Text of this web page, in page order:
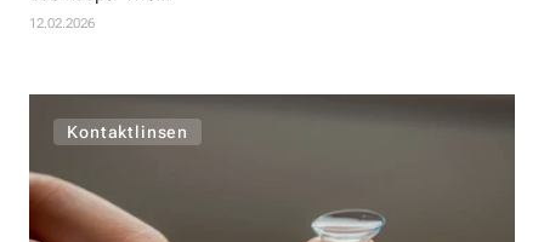
12.02.2026
Kontaktlinsen